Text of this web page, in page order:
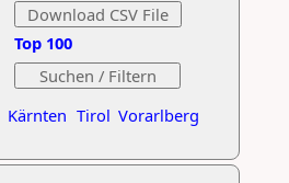
Kärnten Tirol Vorarlberg
Top 100